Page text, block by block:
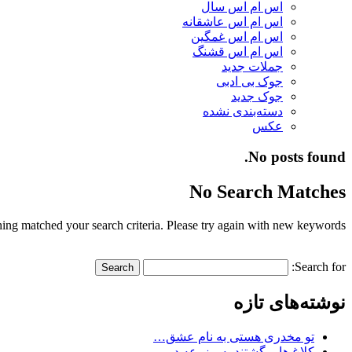
اس ام اس سال
اس ام اس عاشقانه
اس ام اس غمگین
اس ام اس قشنگ
جملات جدید
جوک بی ادبی
جوک جدید
دسته‌بندی نشده
عکس
No posts found.
No Search Matches
matched your search criteria. Please try again with new keywords.
Search for:
نوشته‌های تازه
تو مخدری هستی به نام عشق…